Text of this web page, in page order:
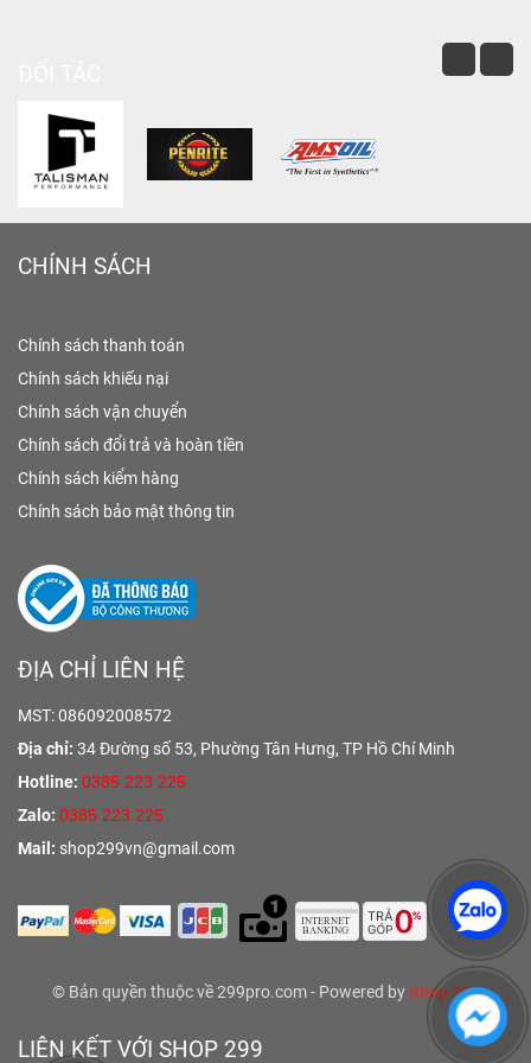
CHÍNH SÁCH
Chính sách thanh toán
Chính sách khiếu nại
Chính sách vận chuyển
Chính sách đổi trả và hoàn tiền
Chính sách kiểm hàng
Chính sách bảo mật thông tin
ĐỊA CHỈ LIÊN HỆ
MST: 086092008572
Địa chỉ: 34 Đường số 53, Phường Tân Hưng, TP Hồ Chí Minh
Hotline: 0385 223 225
Zalo: 0385 223 225
Mail: shop299vn@gmail.com
© Bản quyền thuộc về 299pro.com - Powered byShop 299
LIÊN KẾT VỚI SHOP 299